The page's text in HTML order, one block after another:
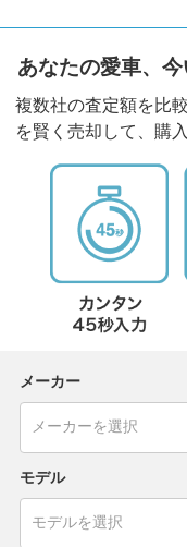
あなたの愛車、今
複数社の査定額を比
を賢く売却して、購
メーカー
モデル